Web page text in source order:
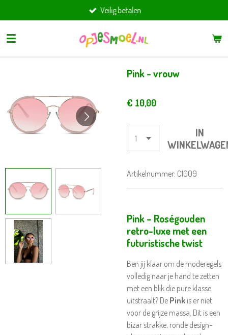
direct
naar
Veilig betalen
Pink - vrouw
€ 10,00
IN
Artikelnummer: C1009
Pink – Roségouden
retro-luxe met een
futuristische twist
Ben jij klaar om de moderegels
volledig naar je hand te zetten
met een blik die pure klasse
uitstraalt? De Pink is er niet
voor de grijze massa. Dit is een
bizar strakke, ronde design-